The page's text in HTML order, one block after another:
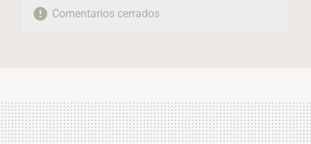
Comentarios cerrados